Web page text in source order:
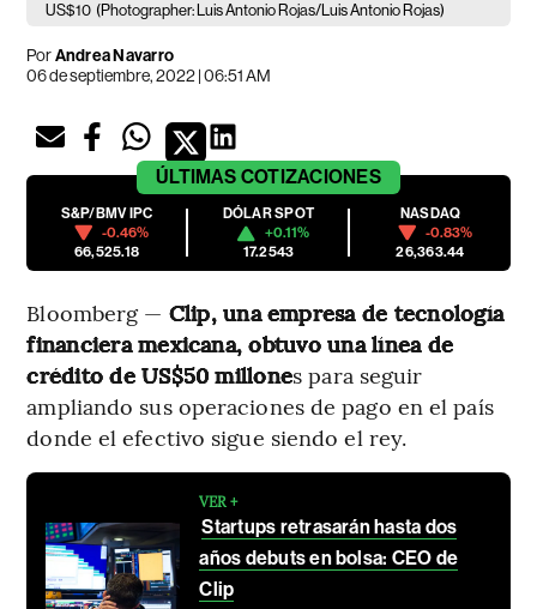
US$10 (Photographer: Luis Antonio Rojas/Luis Antonio Rojas)
PorAndrea Navarro
06 de septiembre, 2022 | 06:51 AM
ÚLTIMAS COTIZACIONES
S&P/BMV IPC
-0.46%
66,525.18
DÓLAR SPOT
+0.11%
17.2543
NASDAQ
-0.83%
26,363.44
Bloomberg — Clip, una empresa de tecnología
financiera mexicana, obtuvo una línea de
crédito de US$50 millones para seguir
ampliando sus operaciones de pago en el país
donde el efectivo sigue siendo el rey.
VER +
Startups retrasarán hasta dos
años debuts en bolsa: CEO de
Clip